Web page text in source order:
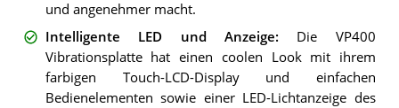
und angenehmer macht.
Intelligente LED und Anzeige: Die VP400
Vibrationsplatte hat einen coolen Look mit ihrem
farbigen Touch-LCD-Display und einfachen
Bedienelementen sowie einer LED-Lichtanzeige des